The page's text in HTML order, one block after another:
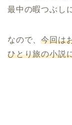
最中の暇つぶし
なので、今回は
ひとり旅の小説